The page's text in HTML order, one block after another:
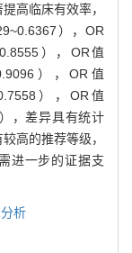
高临床有效率，
），OR
），OR值
），OR值
），OR值
，差异具有统计
高的推荐等级，
进一步的证据支
析